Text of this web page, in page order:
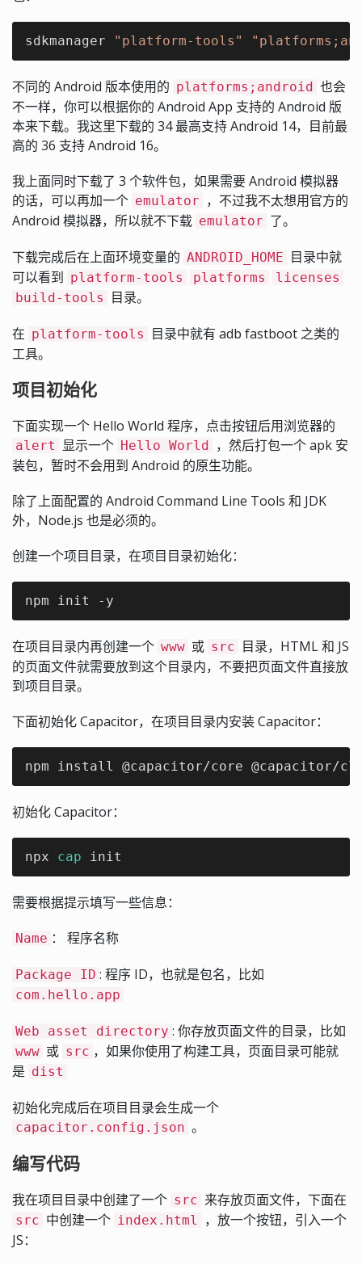
sdkmanager "platform-tools"
不同的 Android 版本使用的 platforms;android 也会
不一样，你可以根据你的 Android App 支持的 Android 版
本来下载。我这里下载的 34 最高支持 Android 14，目前最
高的 36 支持 Android 16。
我上面同时下载了 3 个软件包，如果需要 Android 模拟器
的话，可以再加一个 emulator ，不过我不太想用官方的
Android 模拟器，所以就不下载 emulator 了。
下载完成后在上面环境变量的 ANDROID_HOME 目录中就
可以看到 platform-tools platforms
licenses
build-tools
目录。
在 platform-tools
目录中就有 adb fastboot 之类的
工具。
项目初始化
下面实现一个 Hello World 程序，点击按钮后用浏览器的
alert 显示一个 Hello World ，然后打包一个 apk 安
装包，暂时不会用到 Android 的原生功能。
除了上面配置的 Android Command Line Tools 和 JDK
外，Node.js 也是必须的。
创建一个项目目录，在项目目录初始化：
npm init -y
在项目目录内再创建一个 www 或 src 目录，HTML 和 JS
的页面文件就需要放到这个目录内，不要把页面文件直接放
到项目目录。
下面初始化 Capacitor，在项目目录内安装 Capacitor：
npm install @capacitor/core @capacitor/
初始化 Capacitor：
npx cap init
需要根据提示填写一些信息：
Name ： 程序名称
Package ID : 程序 ID，也就是包名，比如
com.hello.app
Web asset directory : 你存放页面文件的目录，比如
www 或 src ，如果你使用了构建工具，页面目录可能就
是 dist
初始化完成后在项目目录会生成一个
capacitor.config.json 。
编写代码
我在项目目录中创建了一个 src 来存放页面文件，下面在
src 中创建一个 index.html
，放一个按钮，引入一个
JS：